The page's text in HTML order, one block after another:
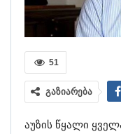
51
გაზიარება
აუზის წყალი